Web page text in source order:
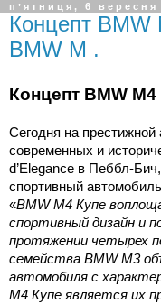
пʼятниця, 6 вересня
Концепт BMW
BMW M .
Концепт BMW
Сегодня на
современных и
d’Elegance в Пеббл-
спортивный
«BMW M4 Купе
спортивный дизайн и
протяжении четырех
семейства BMW M3
автомобиля с
M4 Купе является их